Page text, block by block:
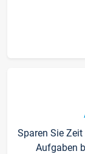
Sparen Sie
Aufgaben